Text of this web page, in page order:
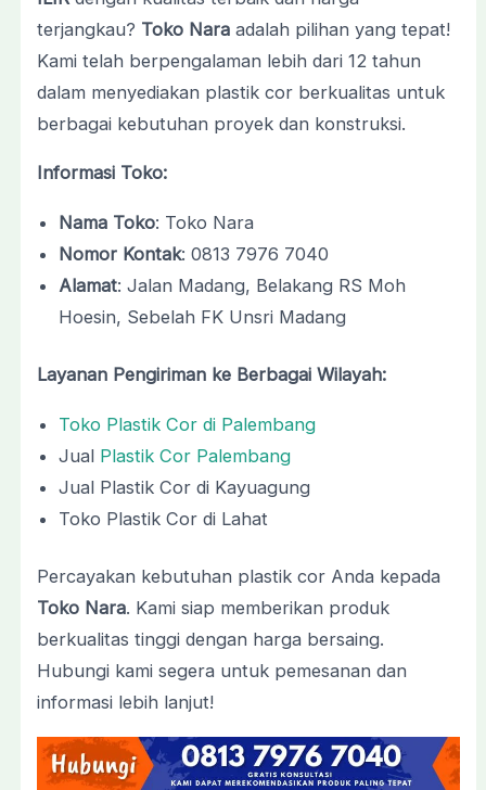
terjangkau? Toko Naraadalah pilihan yang tepat!
Kami telah berpengalaman lebih dari 12 tahun
dalam menyediakan plastik cor berkualitas untuk
berbagai kebutuhan proyek dan konstruksi.
Informasi Toko:
Nama Toko: Toko Nara
Nomor Kontak: 0813 7976 7040
Alamat: Jalan Madang, Belakang RS Moh
Hoesin, Sebelah FK Unsri Madang
Layanan Pengiriman ke Berbagai Wilayah:
Toko Plastik Cor di Palembang
Jual Plastik Cor Palembang
Jual Plastik Cor di Kayuagung
Toko Plastik Cor di Lahat
Percayakan kebutuhan plastik cor Anda kepada
Toko Nara. Kami siap memberikan produk
berkualitas tinggi dengan harga bersaing.
Hubungi kami segera untuk pemesanan dan
informasi lebih lanjut!